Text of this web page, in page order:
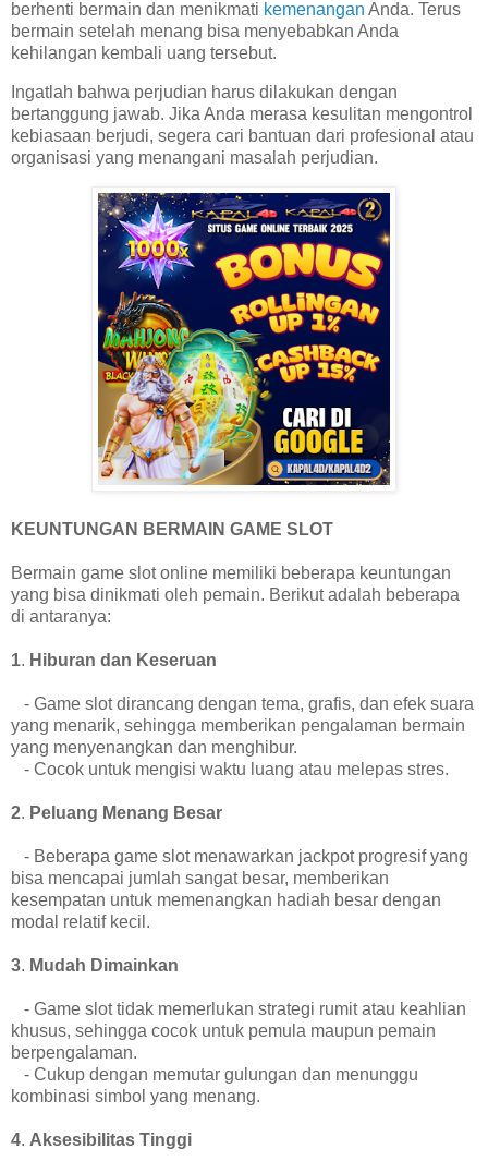
berhenti bermain dan menikmati kemenangan Anda. Terus
bermain setelah menang bisa menyebabkan Anda
kehilangan kembali uang tersebut.
Ingatlah bahwa perjudian harus dilakukan dengan
bertanggung jawab. Jika Anda merasa kesulitan mengontrol
kebiasaan berjudi, segera cari bantuan dari profesional atau
organisasi yang menangani masalah perjudian.
KEUNTUNGAN BERMAIN GAME SLOT
Bermain game slot online memiliki beberapa keuntungan
yang bisa dinikmati oleh pemain. Berikut adalah beberapa
di antaranya:
1. Hiburan dan Keseruan
- Game slot dirancang dengan tema, grafis, dan efek suara
yang menarik, sehingga memberikan pengalaman bermain
yang menyenangkan dan menghibur.
- Cocok untuk mengisi waktu luang atau melepas stres.
2. Peluang Menang Besar
- Beberapa game slot menawarkan jackpot progresif yang
bisa mencapai jumlah sangat besar, memberikan
kesempatan untuk memenangkan hadiah besar dengan
modal relatif kecil.
3. Mudah Dimainkan
- Game slot tidak memerlukan strategi rumit atau keahlian
khusus, sehingga cocok untuk pemula maupun pemain
berpengalaman.
- Cukup dengan memutar gulungan dan menunggu
kombinasi simbol yang menang.
4. Aksesibilitas Tinggi